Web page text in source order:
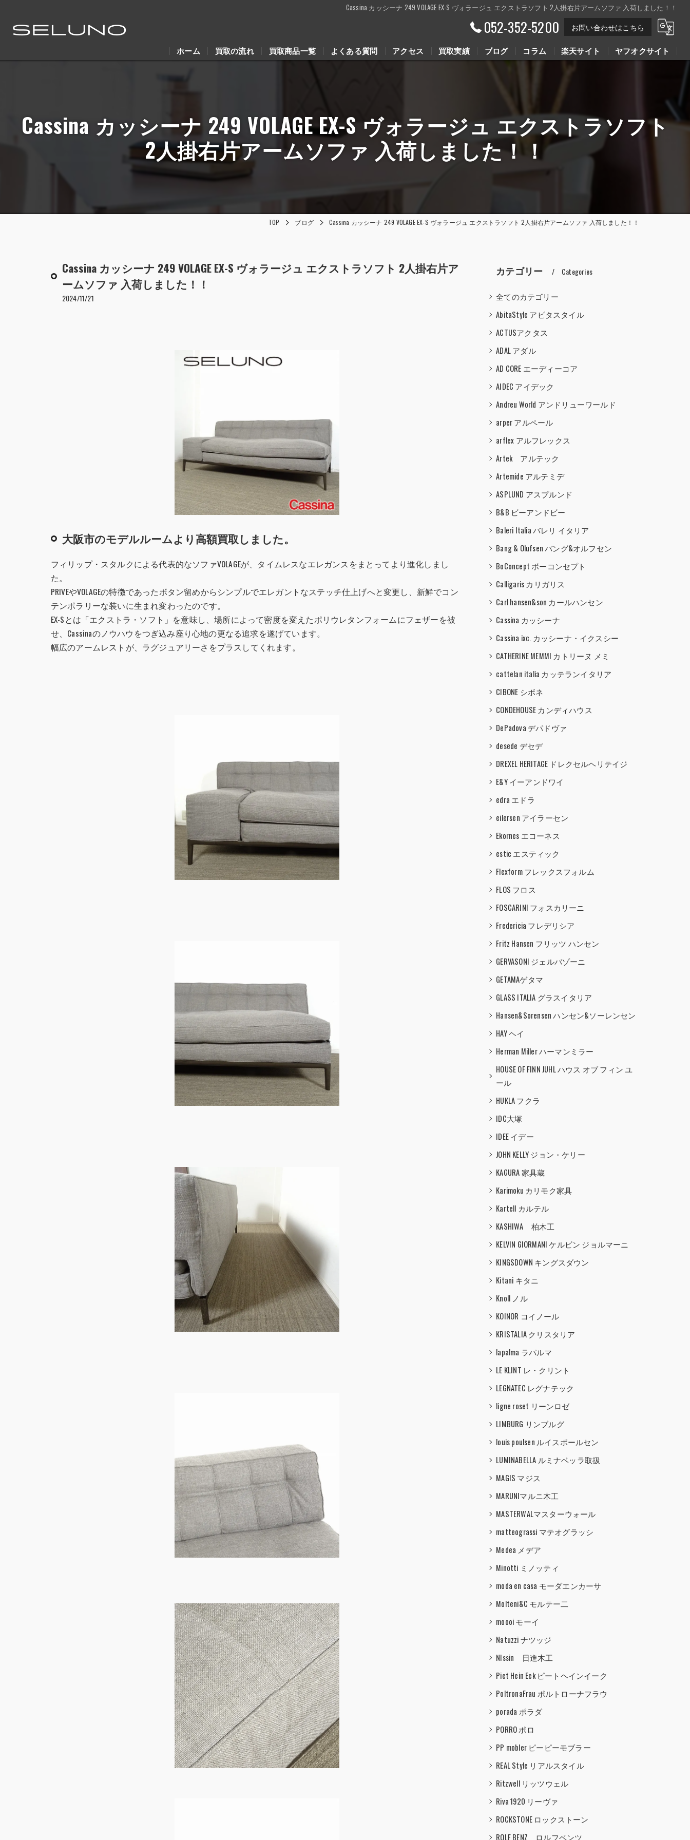
Cassina カッシーナ 249 VOLAGE EX-S ヴォラージュ エクストラソフト 2人掛右片アームソファ 入荷しました！！
052-352-5200 お問い合わせはこちら
ホーム 買取の流れ 買取商品一覧 よくある質問 アクセス 買取実績 ブログ
Youtube動画
コラム 楽天サイト ヤフオクサイト
Cassina カッシーナ 249 VOLAGE EX-S ヴォラージュ エクストラソフト
2人掛右片アームソファ 入荷しました！！
TOP ブログ Cassina カッシーナ 249 VOLAGE EX-S ヴォラージュ エクストラソフト 2人掛右片アームソファ 入荷しました！！
Cassina カッシーナ 249 VOLAGE EX-S ヴォラージュ エクストラソフト 2人掛右片ア
ームソファ 入荷しました！！
2024/11/21
大阪市のモデルルームより高額買取しました。
フィリップ・スタルクによる代表的なソファVOLAGEが、タイムレスなエレガンスをまとってより進化しまし
た。
PRIVEやVOLAGEの特徴であったボタン留めからシンプルでエレガントなステッチ仕上げへと変更し、新鮮でコン
テンポラリーな装いに生まれ変わったのです。
EX-Sとは「エクストラ・ソフト」を意味し、場所によって密度を変えたポリウレタンフォームにフェザーを被
せ、Cassinaのノウハウをつぎ込み座り心地の更なる追求を遂げています。
幅広のアームレストが、ラグジュアリーさをプラスしてくれます。
カテゴリー Categories
全てのカテゴリー
AbitaStyle アビタスタイル
ACTUSアクタス
ADAL アダル
AD CORE エーディーコア
AIDEC アイデック
Andreu World アンドリューワールド
arper アルペール
arflex アルフレックス
Artek アルテック
Artemide アルテミデ
ASPLUND アスプルンド
B&B ビーアンドビー
Baleri Italia バレリ イタリア
Bang & Olufsen バング&オルフセン
BoConcept ボーコンセプト
Calligaris カリガリス
Carl hansen&son カールハンセン
Cassina カッシーナ
Cassina ixc. カッシーナ・イクスシー
CATHERINE MEMMI カトリーヌ メミ
cattelan italia カッテランイタリア
CIBONE シボネ
CONDEHOUSE カンディハウス
DePadova デパドヴァ
desede デセデ
DREXEL HERITAGE ドレクセルヘリテイジ
E&Y イーアンドワイ
edra エドラ
eilersen アイラーセン
Ekornes エコーネス
estic エスティック
Flexform フレックスフォルム
FLOS フロス
FOSCARINI フォスカリーニ
Fredericia フレデリシア
Fritz Hansen フリッツ ハンセン
GERVASONI ジェルバゾーニ
GETAMAゲタマ
GLASS ITALIA グラスイタリア
Hansen&Sorensen ハンセン&ソーレンセン
HAY ヘイ
Herman Miller ハーマンミラー
HOUSE OF FINN JUHL ハウス オブ フィン ユ
ール
HUKLA フクラ
IDC大塚
IDEE イデー
JOHN KELLY ジョン・ケリー
KAGURA 家具蔵
Karimoku カリモク家具
Kartell カルテル
KASHIWA 柏木工
KELVIN GIORMANI ケルビン ジョルマーニ
KINGSDOWN キングスダウン
Kitani キタニ
Knoll ノル
KOINOR コイノール
KRISTALIA クリスタリア
lapalma ラパルマ
LE KLINT レ・クリント
LEGNATEC レグナテック
ligne roset リーンロゼ
LIMBURG リンブルグ
louis poulsen ルイスポールセン
LUMINABELLA ルミナベッラ取扱
MAGIS マジス
MARUNIマルニ木工
MASTERWALマスターウォール
matteograssi マテオグラッシ
Medea メデア
Minotti ミノッティ
moda en casa モーダエンカーサ
Molteni&C モルテー二
moooi モーイ
Natuzzi ナツッジ
NIssin 日進木工
Piet Hein Eek ピートヘインイーク
PoltronaFrau ポルトローナフラウ
porada ポラダ
PORRO ポロ
PP mobler ピーピーモブラー
REAL Style リアルスタイル
Ritzwell リッツウェル
Riva 1920 リーヴァ
ROCKSTONE ロックストーン
ROLF BENZ ロルフベンツ